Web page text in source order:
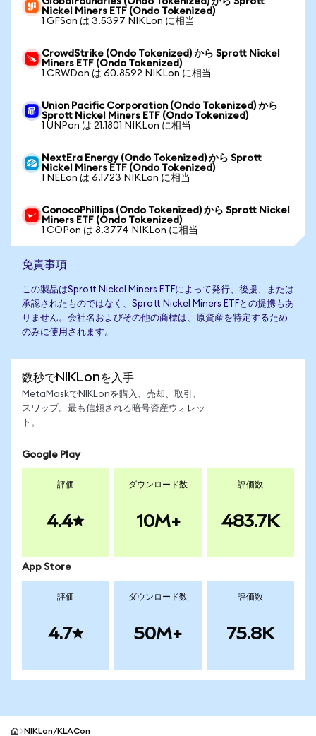
Nickel Miners ETF (Ondo Tokenized)
1 GFSon は 3.5397 NIKLon に相当
CrowdStrike (Ondo Tokenized) から Sprott Nickel
Miners ETF (Ondo Tokenized)
1 CRWDon は 60.8592 NIKLon に相当
Union Pacific Corporation (Ondo Tokenized) から
Sprott Nickel Miners ETF (Ondo Tokenized)
1 UNPon は 21.1801 NIKLon に相当
NextEra Energy (Ondo Tokenized) から Sprott
Nickel Miners ETF (Ondo Tokenized)
1 NEEon は 6.1723 NIKLon に相当
ConocoPhillips (Ondo Tokenized) から Sprott Nickel
Miners ETF (Ondo Tokenized)
1 COPon は 8.3774 NIKLon に相当
免責事項
この製品はSprott Nickel Miners ETFによって発行、後援、または
承認されたものではなく、Sprott Nickel Miners ETFとの提携もあ
りません。会社名およびその他の商標は、原資産を特定するため
のみに使用されます。
数秒でNIKLonを入手
MetaMaskでNIKLonを購入、売却、取引、
スワップ。最も信頼される暗号資産ウォレッ
ト。
Google Play
評価
4.4
ダウンロード数
10M+
評価数
483.7K
App Store
評価
4.7
ダウンロード数
50M+
評価数
75.8K
NIKLon/KLACon